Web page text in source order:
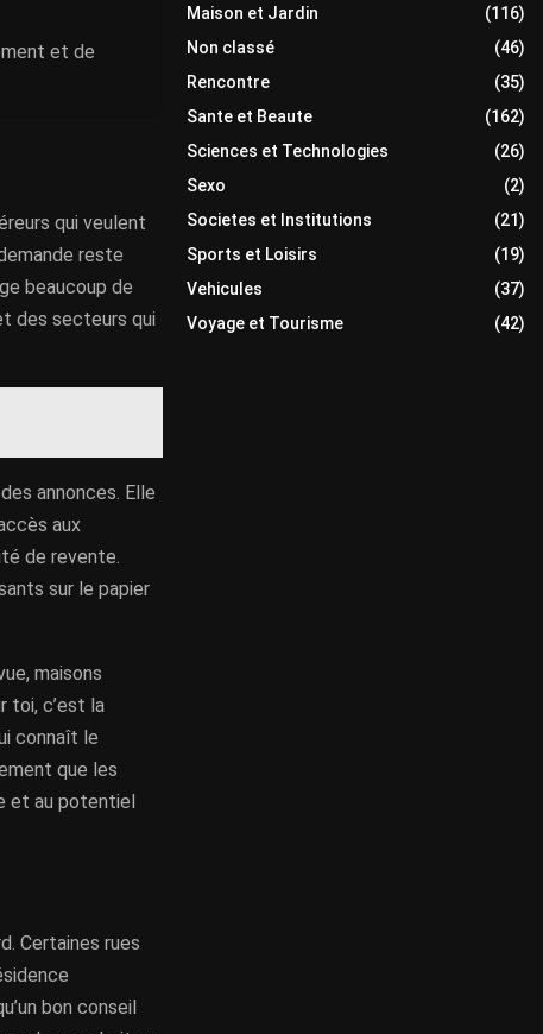
et de
qui veulent
reste
beaucoup de
des secteurs qui
annonces. Elle
aux
de revente.
sur le papier
maisons
toi, c’est la
connaît le
que les
et au potentiel
Certaines rues
bon conseil
Maison et Jardin
(116)
Non classé
(46)
Rencontre
(35)
Sante et Beaute
(162)
Sciences et Technologies
(26)
Sexo
(2)
Societes et Institutions
(21)
Sports et Loisirs
(19)
Vehicules
(37)
Voyage et Tourisme
(42)